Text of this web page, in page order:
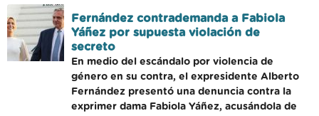
Fernández contrademanda a Fabiola
Yáñez por supuesta violación de
secreto
En medio del escándalo por violencia de
género en su contra, el expresidente Alberto
Fernández presentó una denuncia contra la
exprimer dama Fabiola Yáñez, acusándola de